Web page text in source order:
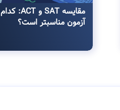
مقایسه SAT و ACT: کدام
آزمون مناسبتر است؟